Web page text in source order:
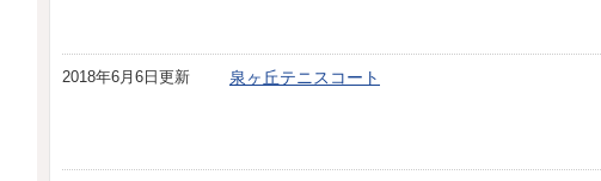
2018年6月6日更新 泉ヶ丘テニスコート